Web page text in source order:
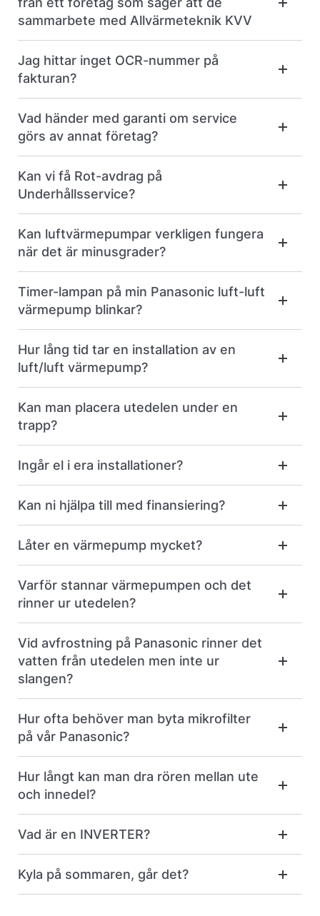
sammarbete med Allvärmeteknik KVV
Jag hittar inget OCR-nummer på
fakturan?
Vad händer med garanti om service
görs av annat företag?
Kan vi få Rot-avdrag på
Underhållsservice?
Kan luftvärmepumpar verkligen fungera
när det är minusgrader?
Timer-lampan på min Panasonic luft-luft
värmepump blinkar?
Hur lång tid tar en installation av en
luft/luft värmepump?
Kan man placera utedelen under en
trapp?
Ingår el i era installationer?
Kan ni hjälpa till med finansiering?
Låter en värmepump mycket?
Varför stannar värmepumpen och det
rinner ur utedelen?
Vid avfrostning på Panasonic rinner det
vatten från utedelen men inte ur
slangen?
Hur ofta behöver man byta mikrofilter
på vår Panasonic?
Hur långt kan man dra rören mellan ute
och innedel?
Vad är en INVERTER?
Kyla på sommaren, går det?